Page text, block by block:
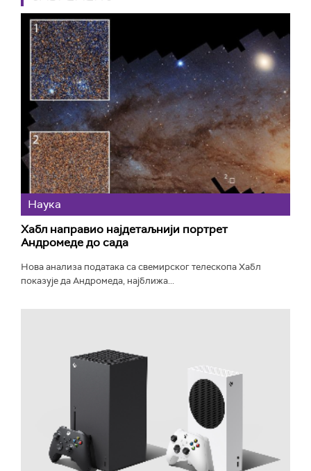
Наука
Хабл направио најдетаљнији портрет
Андромеде до сада
Нова анализа података са свемирског телескопа Хабл
показује да Андромеда, најближа...